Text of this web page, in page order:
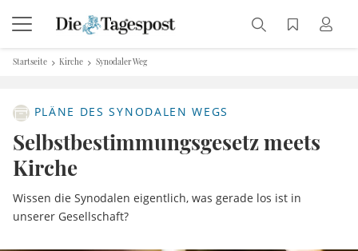
Startseite Kirche Synodaler Weg
PLÄNE DES SYNODALEN WEGS
Selbstbestimmungsgesetz meets
Kirche
Wissen die Synodalen eigentlich, was gerade los ist in
unserer Gesellschaft?